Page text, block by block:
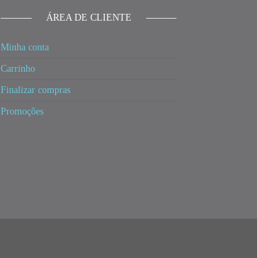
ÁREA DE CLIENTE
Minha conta
Carrinho
Finalizar compras
Promoções